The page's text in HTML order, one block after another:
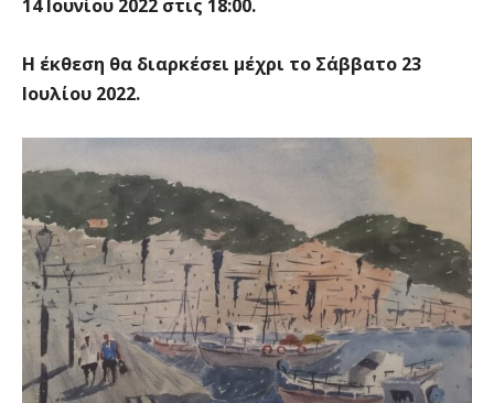
14 Ιουνίου 2022 στις 18:00.
Η έκθεση θα διαρκέσει μέχρι το Σάββατο 23
Ιουλίου 2022.